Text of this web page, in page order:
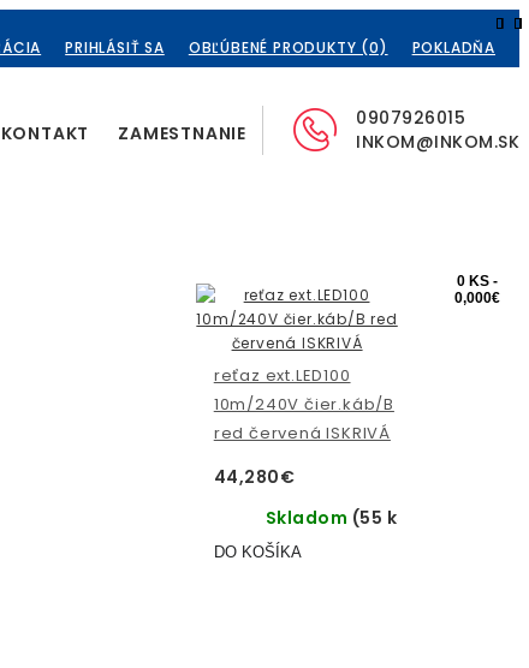
PRIHLÁSIŤ SA OBĽÚBENÉ PRODUKTY (0) POKLADŇA
0907926015
INKOM@INKOM.SK
KONTAKT ZAMESTNANIE
0 KS -
0,000€
reťaz ext.LED100
10m/240V čier.káb/B
red červená ISKRIVÁ
44,280€
Skladom (55 ks)
DO KOŠÍKA